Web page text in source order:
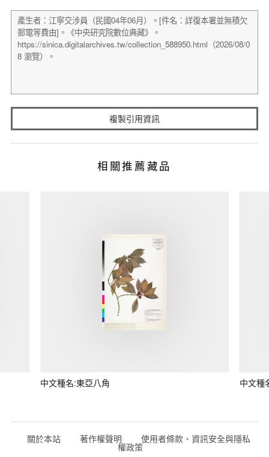
複製引用資訊
相關推薦藏品
中文種名:東亞八角 中文種
關於本站 著作權聲明 使用者條款、資訊安全與隱私
權政策